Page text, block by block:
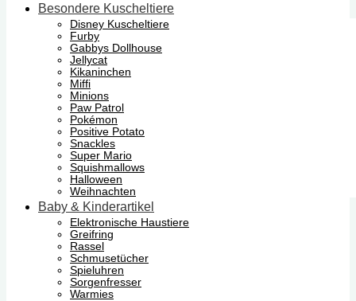
Besondere Kuscheltiere
Disney Kuscheltiere
Furby
Gabbys Dollhouse
Jellycat
Kikaninchen
Miffi
Minions
Paw Patrol
Pokémon
Positive Potato
Snackles
Super Mario
Squishmallows
Halloween
Weihnachten
Baby & Kinderartikel
Elektronische Haustiere
Greifring
Rassel
Schmusetücher
Spieluhren
Sorgenfresser
Warmies